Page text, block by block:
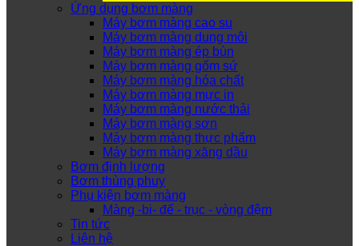
Ứng dụng bơm màng
Máy bơm màng cao su
Máy bơm màng dung môi
Máy bơm màng ép bùn
Máy bơm màng gốm sứ
Máy bơm màng hóa chất
Máy bơm màng mực in
Máy bơm màng nước thải
Máy bơm màng sơn
Máy bơm màng thực phẩm
Máy bơm màng xăng dầu
Bơm định lượng
Bơm thùng phuy
Phụ kiện bơm màng
Màng -bi- đế - trục - vòng đệm
Tin tức
Liên hệ